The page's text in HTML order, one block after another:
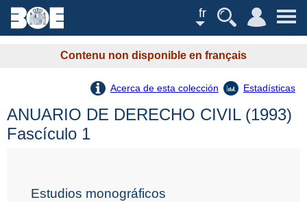
fr
Contenu non disponible en français
Acerca de esta colección Estadísticas
ANUARIO DE DERECHO CIVIL (1993)
Fascículo 1
Estudios monográficos